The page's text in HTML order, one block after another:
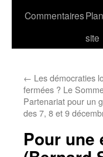
contenu
Commentaires
site
← Les démocraties
fermées ? Le
Partenariat pour un
des 7, 8 et 9
Pour une